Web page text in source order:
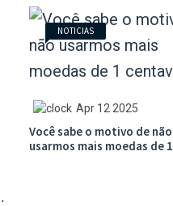
NOTICIAS
Apr 12 2025
Você sabe o motivo de não
usarmos mais moedas de 1